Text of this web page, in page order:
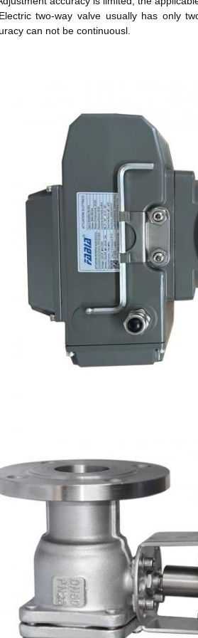
two-way valve usually has only
can not be continuousl.